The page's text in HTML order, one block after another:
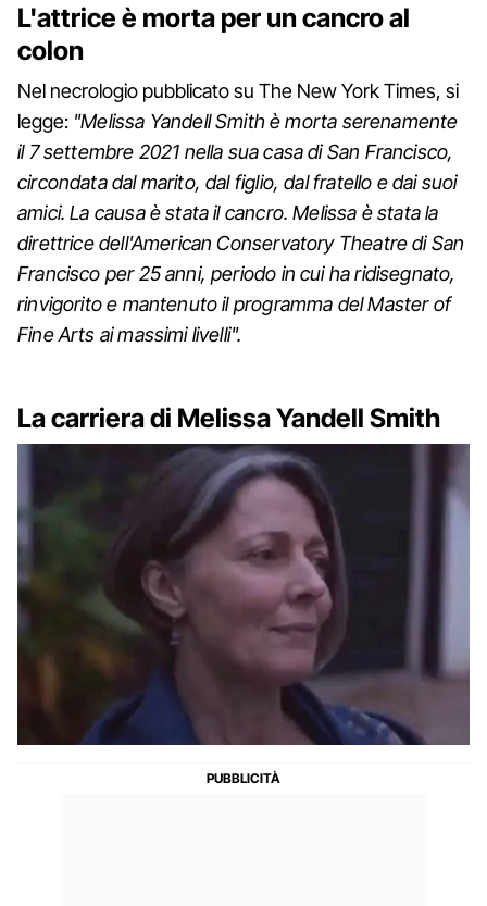
L'attrice è morta per un cancro al
colon
Nel necrologio pubblicato su The New York Times, si
legge: "Melissa Yandell Smith è morta serenamente
il 7 settembre 2021 nella sua casa di San Francisco,
circondata dal marito, dal figlio, dal fratello e dai suoi
amici. La causa è stata il cancro. Melissa è stata la
direttrice dell'American Conservatory Theatre di San
Francisco per 25 anni, periodo in cui ha ridisegnato,
rinvigorito e mantenuto il programma del Master of
Fine Arts ai massimi livelli".
La carriera di Melissa Yandell Smith